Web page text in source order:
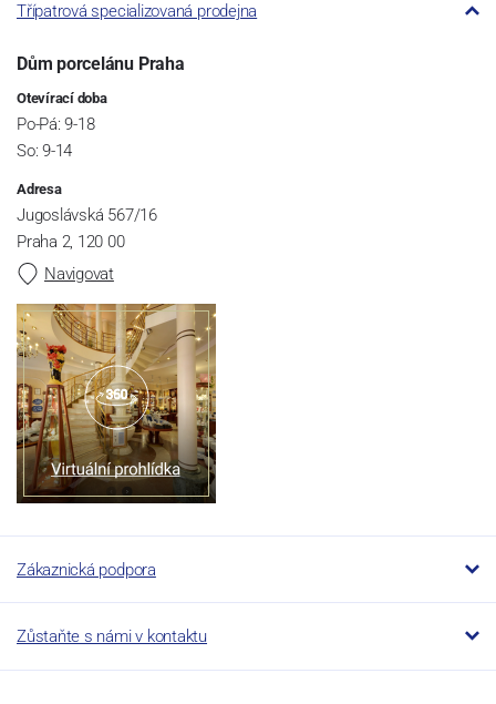
Třípatrová specializovaná prodejna
Dům porcelánu Praha
Otevírací doba
Po-Pá: 9-18
So: 9-14
Adresa
Jugoslávská 567/16
Praha 2, 120 00
Navigovat
Zákaznická podpora
Zůstaňte s námi v kontaktu